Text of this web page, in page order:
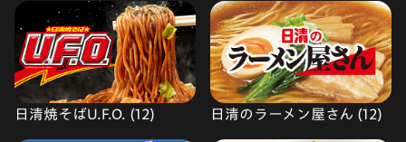
日清焼そばU.F.O. (12) 日清のラーメン屋さん (12)